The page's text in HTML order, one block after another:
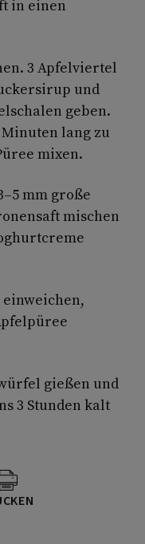
in einen
3 Apfelviertel
und
geben.
lang zu
mixen.
mm große
mischen
gießen und
3 Stunden kalt